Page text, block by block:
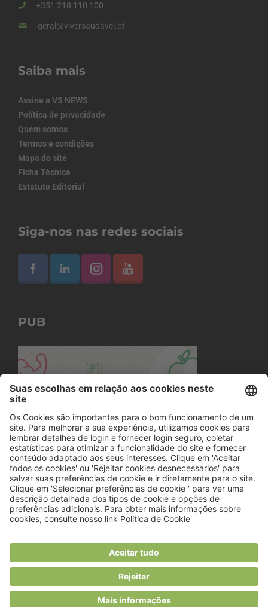
+351 218 110 100
geral@viversaudavel.pt
Saiba mais
Assine a VS NEWS
Política de privacidade
Quem somos
Termos e condições
Mapa do site
Ficha Técnica
Estatuto Editorial
Siga-nos nas redes sociais
PUB
© 2018 Viver Saudável
O portal dos profissionais de nutrição